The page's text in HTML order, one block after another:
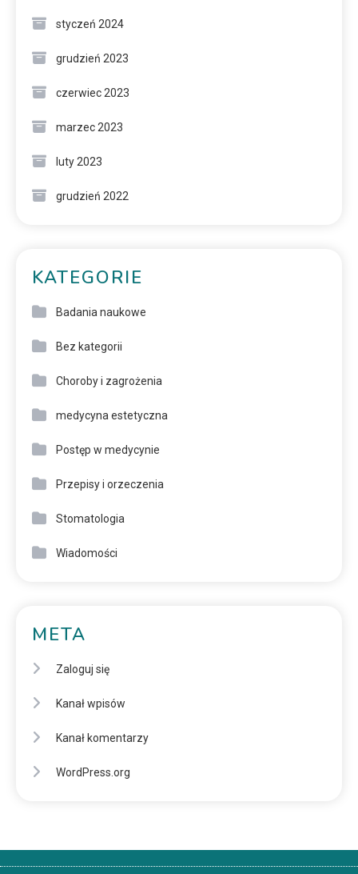
styczeń 2024
grudzień 2023
czerwiec 2023
marzec 2023
luty 2023
grudzień 2022
KATEGORIE
Badania naukowe
Bez kategorii
Choroby i zagrożenia
medycyna estetyczna
Postęp w medycynie
Przepisy i orzeczenia
Stomatologia
Wiadomości
META
Zaloguj się
Kanał wpisów
Kanał komentarzy
WordPress.org